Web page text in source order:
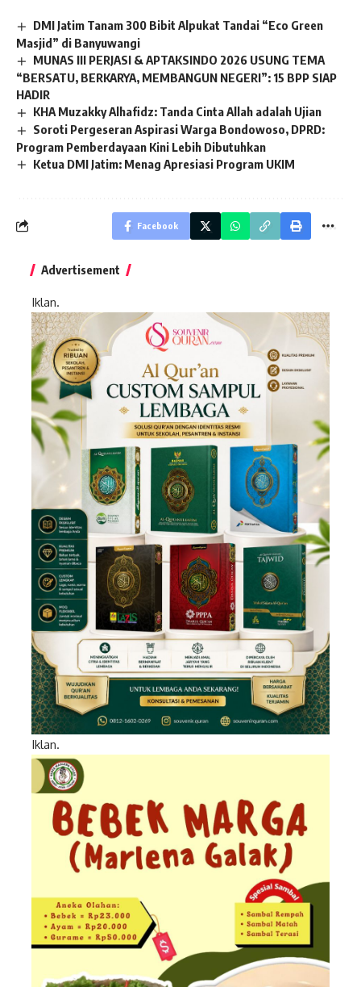
DMI Jatim Tanam 300 Bibit Alpukat Tandai “Eco Green
Masjid” di Banyuwangi
MUNAS III PERJASI & APTAKSINDO 2026 USUNG TEMA
“BERSATU, BERKARYA, MEMBANGUN NEGERI”: 15 BPP SIAP
HADIR
KHA Muzakky Alhafidz: Tanda Cinta Allah adalah Ujian
Soroti Pergeseran Aspirasi Warga Bondowoso, DPRD:
Program Pemberdayaan Kini Lebih Dibutuhkan
Ketua DMI Jatim: Menag Apresiasi Program UKIM
Facebook
Advertisement
Iklan.
Iklan.